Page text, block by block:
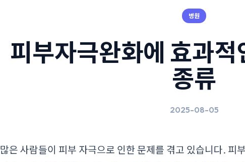
병원
피부자극완화에 효과적
종류
2025-08-05
많은 사람들이 피부 자극으로 인한 문제를 겪고 있습니다. 피